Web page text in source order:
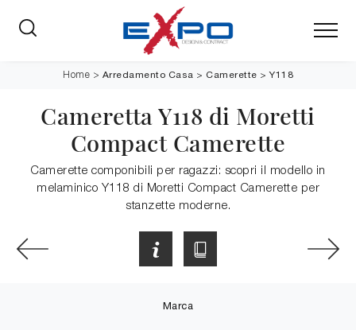
Home > Arredamento Casa > Camerette >Y118
Cameretta Y118 di Moretti
Compact Camerette
Camerette componibili per ragazzi: scopri il modello in
melaminico Y118 di Moretti Compact Camerette per
stanzette moderne.
Marca